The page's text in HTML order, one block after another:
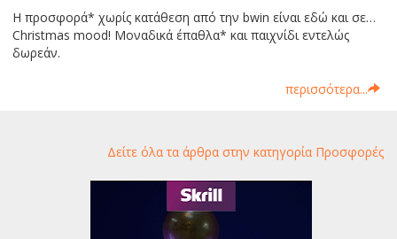
Η προσφορά* χωρίς κατάθεση από την bwin είναι εδώ και σε…
Christmas mood! Μοναδικά έπαθλα* και παιχνίδι εντελώς
δωρεάν.
περισσότερα...
Δείτε όλα τα άρθρα στην κατηγορία Προσφορές